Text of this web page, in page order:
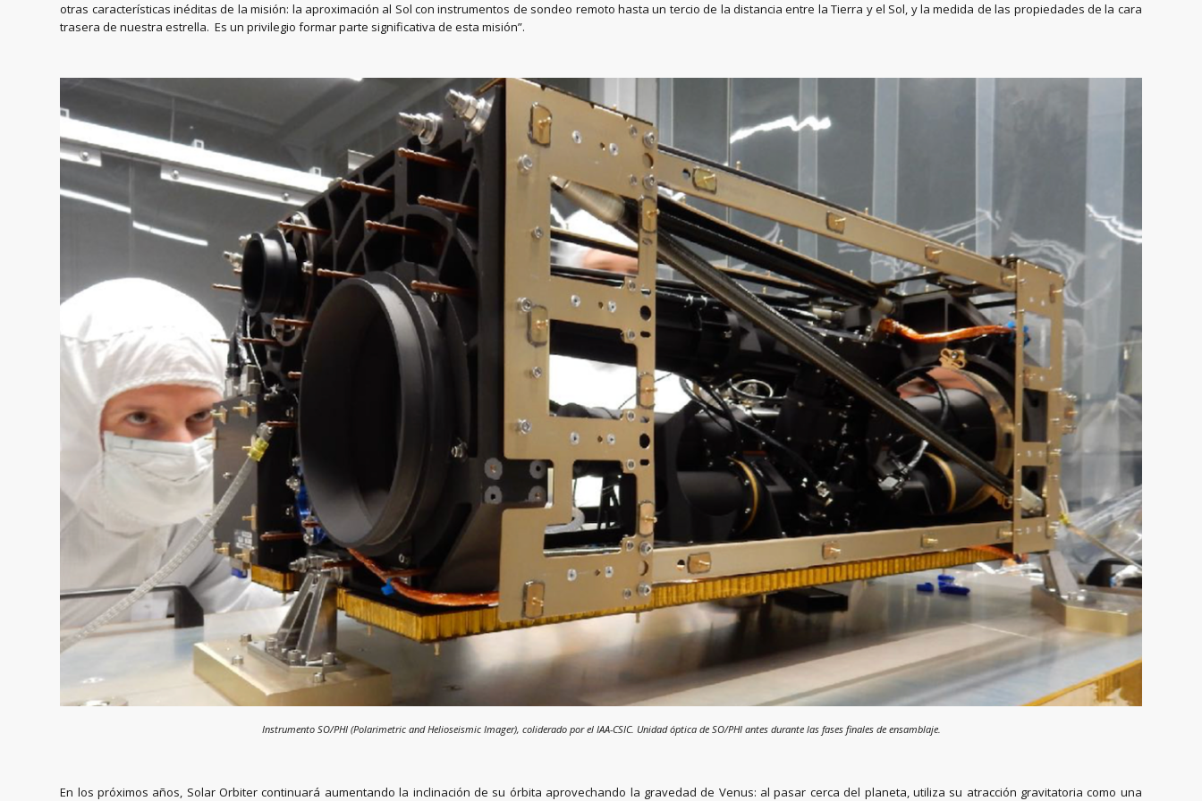
otras características inéditas de la misión: la aproximación al Sol con instrumentos de sondeo remoto hasta un tercio de la distancia entre la Tierra y el Sol, y la medida de las propiedades de la cara
trasera de nuestra estrella. Es un privilegio formar parte significativa de esta misión”.
Instrumento SO/PHI (Polarimetric and Helioseismic Imager), coliderado por el IAA-CSIC. Unidad óptica de SO/PHI antes durante las fases finales de ensamblaje.
En los próximos años, Solar Orbiter continuará aumentando la inclinación de su órbita aprovechando la gravedad de Venus: al pasar cerca del planeta, utiliza su atracción gravitatoria como una